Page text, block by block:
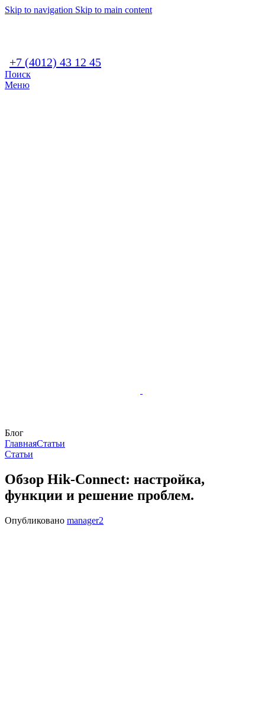
Skip to navigation Skip to main content
+7 (4012) 43 12 45
Поиск
Меню
Блог
ГлавнаяСтатьи
Статьи
Обзор Hik-Connect: настройка,
функции и решение проблем.
Опубликовано manager2